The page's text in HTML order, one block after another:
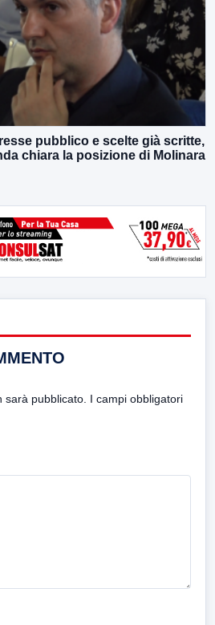
pubblico e scelte già scritte,
chiara la posizione di Molinara
sarà pubblicato. I campi obbligatori